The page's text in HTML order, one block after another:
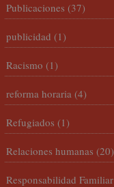
Publicaciones (37)
publicidad (1)
Racismo (1)
reforma horaria (4)
Refugiados (1)
Relaciones humanas (20)
Responsabilidad Familiar